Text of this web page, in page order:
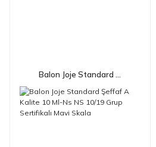
Balon Joje Standard ...